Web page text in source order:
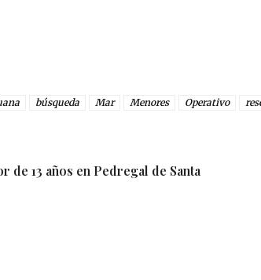
búsqueda Mar Menores Operativo
de 13 años en Pedregal de Santa